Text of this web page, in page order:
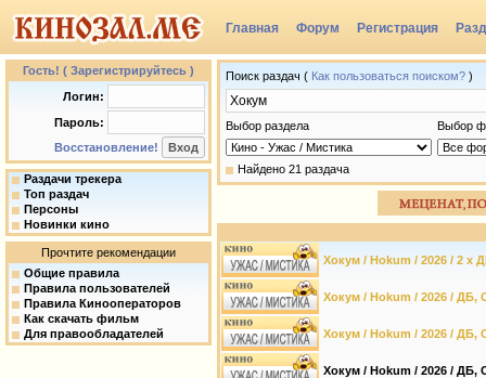
Главная Форум Регистрация
Группы
Гость! ( Зарегистрируйтесь )
Логин:
Пароль:
Восстановление!
Раздачи трекера
Топ раздач
Персоны
Новинки кино
Прочтите рекомендации
Общие правила
Правила пользователей
Правила Кинооператоров
Как скачать фильм
Для правообладателей
Поиск раздач ( Как пользоваться поиском? )
Выбор раздела Выбор
Найдено 21 раздача
Хокум / Hokum / 2026 / 2 x
Хокум / Hokum / 2026 / ДБ,
Хокум / Hokum / 2026 / ДБ,
Хокум / Hokum / 2026 / ДБ,